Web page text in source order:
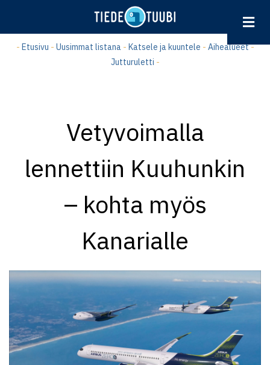
- Etusivu - Uusimmat listana- Katsele ja kuuntele - Aihealueet-
Jutturuletti -
Vetyvoimalla
lennettiin Kuuhunkin
– kohta myös
Kanarialle